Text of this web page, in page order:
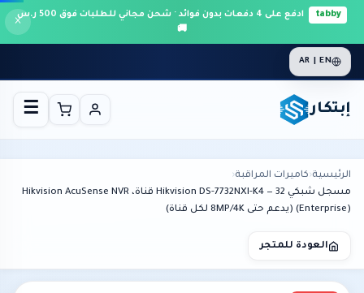
tabby
ادفع على 4 دفعات بدون فوائد · شحن مجاني للطلبات فوق 500 ر.س
🚚
×
AR | EN
إبتكار ☰
الرئيسية›كاميرات المراقبة›
مسجل شبكي Hikvision DS-7732NXI-K4 — 32 قناة، Hikvision AcuSense NVR
(Enterprise) (يدعم حتى 8MP/4K لكل قناة)
العودة للمتجر